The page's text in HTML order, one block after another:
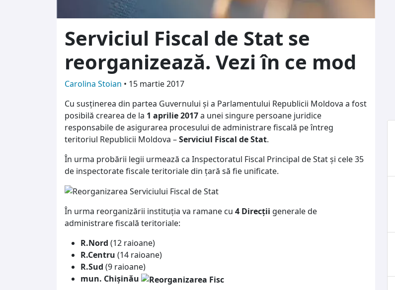
Serviciul Fiscal de Stat se
reorganizează. Vezi în ce mod
Carolina Stoian • 15 martie 2017
Cu susținerea din partea Guvernului și a Parlamentului Republicii Moldova a fost
posibilă crearea de la 1 aprilie 2017a unei singure persoane juridice
responsabile de asigurarea procesului de administrare fiscală pe întreg
teritoriul Republicii Moldova –Serviciul Fiscal de Stat.
În urma probării legii urmează ca Inspectoratul Fiscal Principal de Stat și cele 35
de inspectorate fiscale teritoriale din ţară să fie unificate.
În urma reorganizării instituția va ramane cu 4 Direcții generale de
administrare fiscală teritoriale:
R.Nord (12 raioane)
R.Centru (14 raioane)
R.Sud (9 raioane)
mun. Chișinău